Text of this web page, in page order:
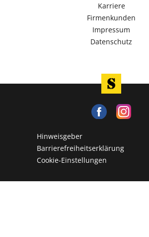
Karriere
Firmenkunden
Impressum
Datenschutz
Hinweisgeber
Barrierefreiheitserklärung
Cookie-Einstellungen